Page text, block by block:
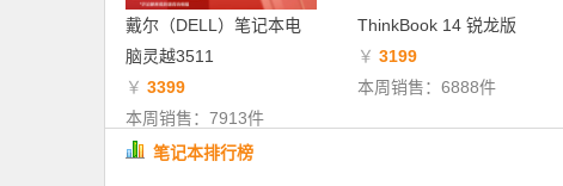
戴尔（DELL）笔记本电
脑灵越3511
￥ 3399
本周销售：7913件
ThinkBook 14 锐龙版
￥ 3199
本周销售：6888件
笔记本排行榜